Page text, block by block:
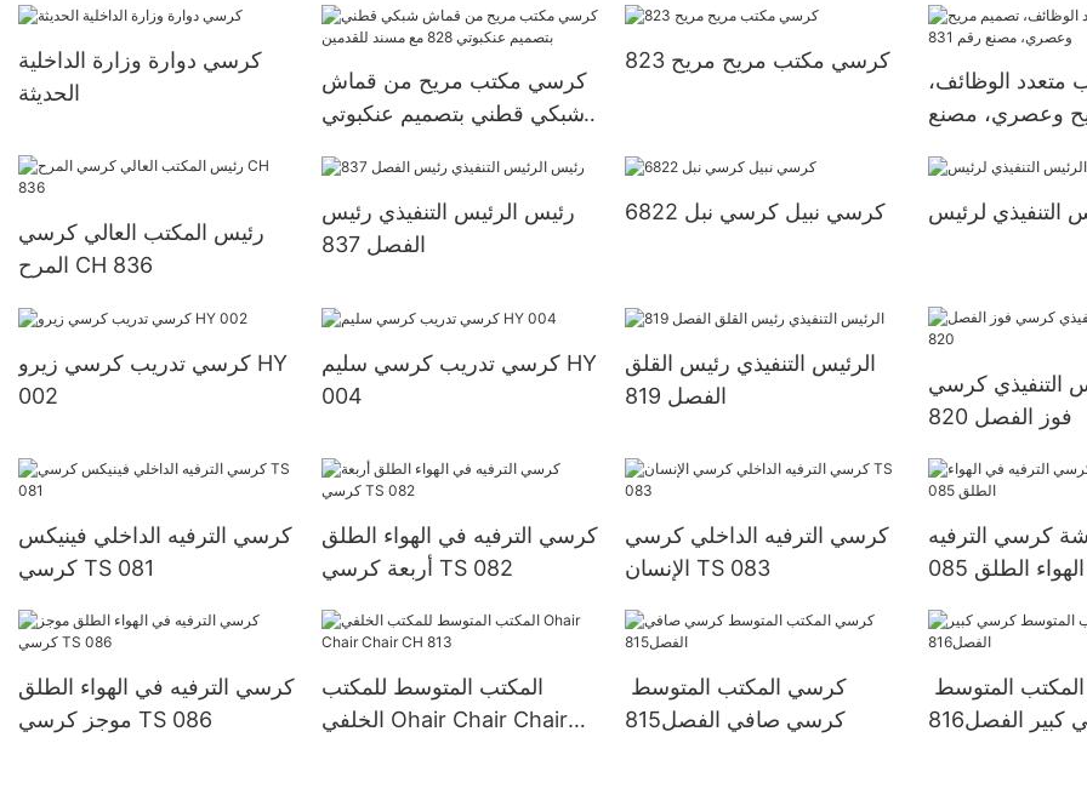
كرسي دوارة وزارة الداخلية
الحديثة
كرسي مكتب مريح من قماش
شبكي قطني بتصميم عنكبوتي
كرسي مكتب مريح مريح 823
الوظائف،
وعصري، مصنع
رئيس المكتب العالي كرسي
المرح CH 836
رئيس الرئيس التنفيذي رئيس
الفصل 837
كرسي نبيل كرسي نبل 6822
كرسي تدريب كرسي زيرو HY
002
كرسي تدريب كرسي سليم HY
004
الرئيس التنفيذي رئيس القلق
الفصل 819
التنفيذي كرسي
فوز الفصل 820
كرسي الترفيه الداخلي فينيكس
كرسي TS 081
كرسي الترفيه في الهواء الطلق
أربعة كرسي TS 082
كرسي الترفيه الداخلي كرسي
الإنسان TS 083
كرسي الترفيه
الطلق 085
كرسي الترفيه في الهواء الطلق
موجز كرسي TS 086
المكتب المتوسط ​​للمكتب
الخلفي Ohair Chair Chair
كرسي المكتب المتوسط ​​
كرسي صافي الفصل815
المتوسط
الفصل816